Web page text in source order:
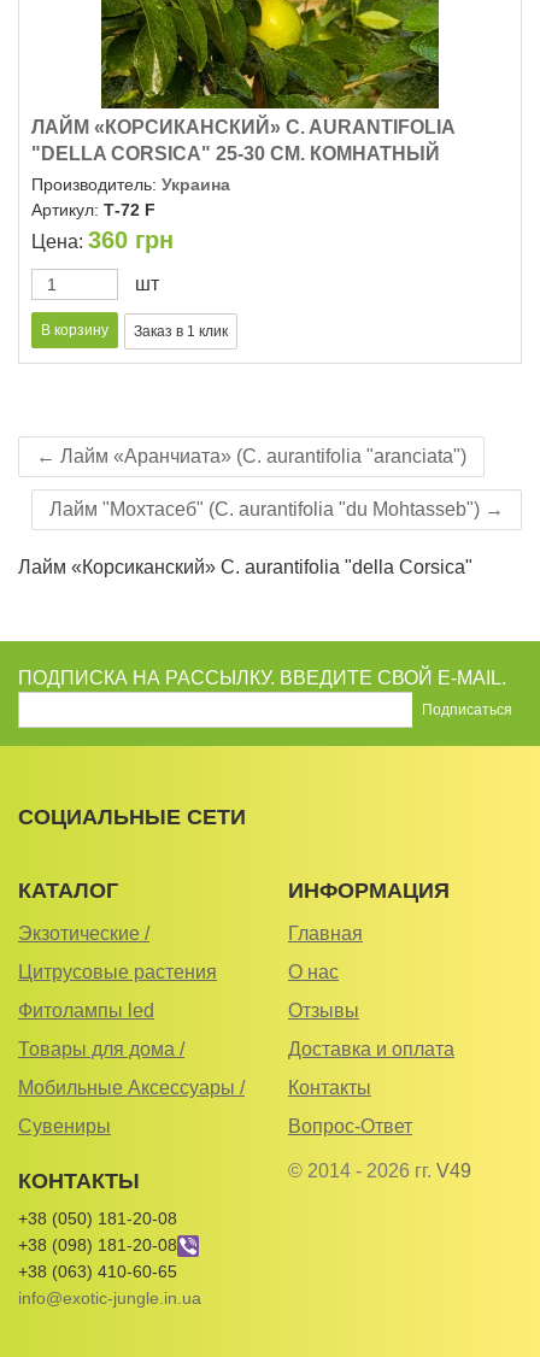
ЛАЙМ «КОРСИКАНСКИЙ» C. AURANTIFOLIA
"DELLA CORSICA" 25-30 СМ. КОМНАТНЫЙ
Производитель: Украина
Артикул: Т-72 F
Цена: 360 грн
шт
← Лайм «Аранчиата» (C. aurantifolia "aranciata")
Лайм "Мохтасеб" (C. aurantifolia "du Mohtasseb") →
Лайм «Корсиканский» C. aurantifolia "della Corsica"
ПОДПИСКА НА РАССЫЛКУ. ВВЕДИТЕ СВОЙ E-MAIL.
СОЦИАЛЬНЫЕ СЕТИ
КАТАЛОГ
Экзотические /
Цитрусовые растения
Фитолампы led
Товары для дома /
Мобильные Аксессуары /
Сувениры
ИНФОРМАЦИЯ
Главная
О нас
Отзывы
Доставка и оплата
Контакты
Вопрос-Ответ
КОНТАКТЫ
+38 (050) 181-20-08
+38 (098) 181-20-08
+38 (063) 410-60-65
info@exotic-jungle.in.ua
© 2014 - 2026 гг. V49